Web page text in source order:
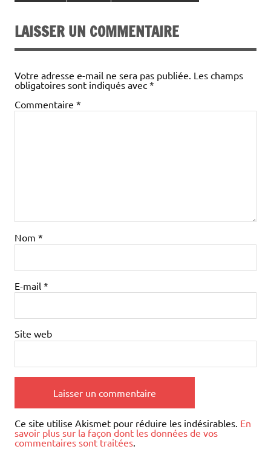
LAISSER UN COMMENTAIRE
Votre adresse e-mail ne sera pas publiée. Les champs
obligatoires sont indiqués avec *
Commentaire *
Nom *
E-mail *
Site web
Ce site utilise Akismet pour réduire les indésirables. En
savoir plus sur la façon dont les données de vos
commentaires sont traitées.